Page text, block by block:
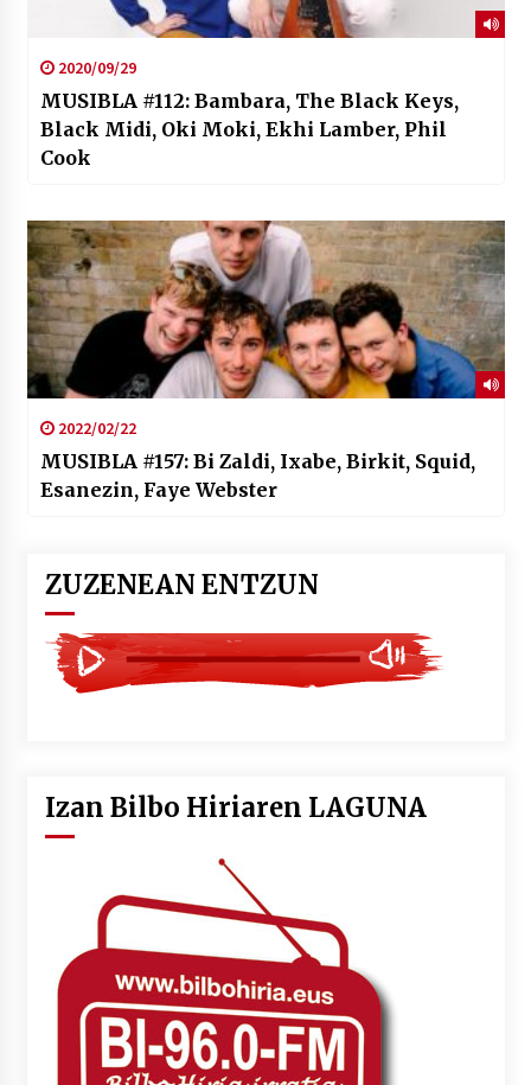
2020/09/29
MUSIBLA #112: Bambara, The Black Keys,
Black Midi, Oki Moki, Ekhi Lamber, Phil
Cook
2022/02/22
MUSIBLA #157: Bi Zaldi, Ixabe, Birkit, Squid,
Esanezin, Faye Webster
ZUZENEAN ENTZUN
Izan Bilbo Hiriaren LAGUNA